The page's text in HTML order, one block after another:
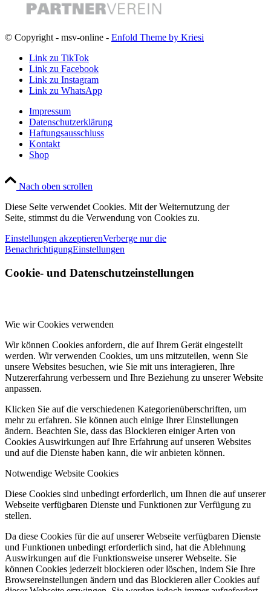
© Copyright - msv-online - Enfold Theme by Kriesi
Link zu TikTok
Link zu Facebook
Link zu Instagram
Link zu WhatsApp
Impressum
Datenschutzerklärung
Haftungsausschluss
Kontakt
Shop
Nach oben scrollen
Diese Seite verwendet Cookies. Mit der Weiternutzung der
Seite, stimmst du die Verwendung von Cookies zu.
Einstellungen akzeptierenVerberge nur die
BenachrichtigungEinstellungen
Cookie- und Datenschutzeinstellungen
Wie wir Cookies verwenden
Wir können Cookies anfordern, die auf Ihrem Gerät eingestellt
werden. Wir verwenden Cookies, um uns mitzuteilen, wenn Sie
unsere Websites besuchen, wie Sie mit uns interagieren, Ihre
Nutzererfahrung verbessern und Ihre Beziehung zu unserer Website
anpassen.
Klicken Sie auf die verschiedenen Kategorienüberschriften, um
mehr zu erfahren. Sie können auch einige Ihrer Einstellungen
ändern. Beachten Sie, dass das Blockieren einiger Arten von
Cookies Auswirkungen auf Ihre Erfahrung auf unseren Websites
und auf die Dienste haben kann, die wir anbieten können.
Notwendige Website Cookies
Diese Cookies sind unbedingt erforderlich, um Ihnen die auf unserer
Webseite verfügbaren Dienste und Funktionen zur Verfügung zu
stellen.
Da diese Cookies für die auf unserer Webseite verfügbaren Dienste
und Funktionen unbedingt erforderlich sind, hat die Ablehnung
Auswirkungen auf die Funktionsweise unserer Webseite. Sie
können Cookies jederzeit blockieren oder löschen, indem Sie Ihre
Browsereinstellungen ändern und das Blockieren aller Cookies auf